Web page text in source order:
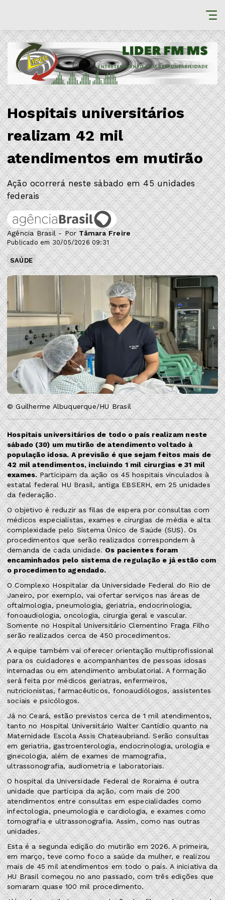
Hospitais universitários
realizam 42 mil
atendimentos em mutirão
Ação ocorrerá neste sábado em 45 unidades
federais
Agência Brasil - Por Tâmara Freire
Publicado em 30/05/2026 09:31
SAÚDE
© Guilherme Albuquerque/HU Brasil
Hospitais universitários de todo o país realizam neste
sábado (30) um mutirão de atendimento voltado à
população idosa. A previsão é que sejam feitos mais de
42 mil atendimentos, incluindo 1 mil cirurgias e 31 mil
exames.Participam da ação os 45 hospitais vinculados à
estatal federal HU Brasil, antiga EBSERH, em 25 unidades
da federação.
O objetivo é reduzir as filas de espera por consultas com
médicos especialistas, exames e cirurgias de média e alta
complexidade pelo Sistema Único de Saúde (SUS). Os
procedimentos que serão realizados correspondem à
demanda de cada unidade. Os pacientes foram
encaminhados pelo sistema de regulação e já estão com
o procedimento agendado.
O Complexo Hospitalar da Universidade Federal do Rio de
Janeiro, por exemplo, vai ofertar serviços nas áreas de
oftalmologia, pneumologia, geriatria, endocrinologia,
fonoaudiologia, oncologia, cirurgia geral e vascular.
Somente no Hospital Universitário Clementino Fraga Filho
serão realizados cerca de 450 procedimentos.
A equipe também vai oferecer orientação multiprofissional
para os cuidadores e acompanhantes de pessoas idosas
internadas ou em atendimento ambulatorial. A formação
será feita por médicos geriatras, enfermeiros,
nutricionistas, farmacêuticos, fonoaudiólogos, assistentes
sociais e psicólogos.
Já no Ceará, estão previstos cerca de 1 mil atendimentos,
tanto no Hospital Universitário Walter Cantídio quanto na
Maternidade Escola Assis Chateaubriand. Serão consultas
em geriatria, gastroenterologia, endocrinologia, urologia e
ginecologia, além de exames de mamografia,
ultrassonografia, audiometria e laboratoriais.
O hospital da Universidade Federal de Roraima é outra
unidade que participa da ação, com mais de 200
atendimentos entre consultas em especialidades como
infectologia, pneumologia e cardiologia, e exames como
tomografia e ultrassonografia. Assim, como nas outras
unidades.
Esta é a segunda edição do mutirão em 2026. A primeira,
em março, teve como foco a saúde da mulher, e realizou
mais de 45 mil atendimentos em todo o país. A iniciativa da
HU Brasil começou no ano passado, com três edições que
somaram quase 100 mil procedimento.